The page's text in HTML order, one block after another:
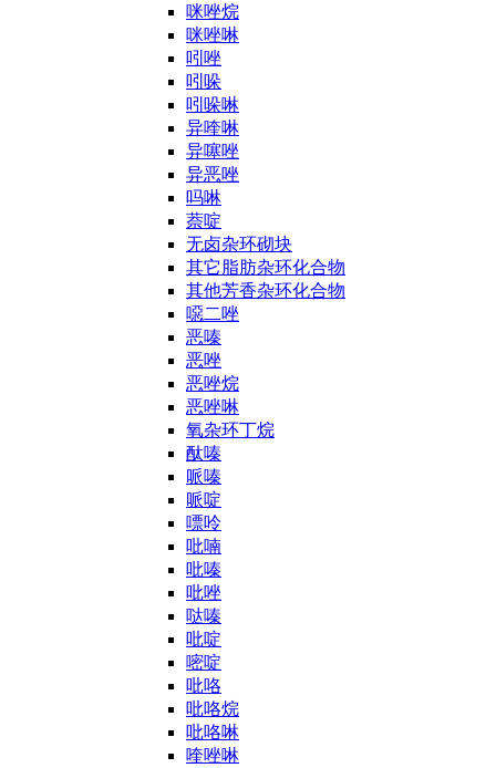
咪唑烷
咪唑啉
吲唑
吲哚
吲哚啉
异喹啉
异噻唑
异恶唑
吗啉
萘啶
无卤杂环砌块
其它脂肪杂环化合物
其他芳香杂环化合物
噁二唑
恶嗪
恶唑
恶唑烷
恶唑啉
氧杂环丁烷
酞嗪
哌嗪
哌啶
嘌呤
吡喃
吡嗪
吡唑
哒嗪
吡啶
嘧啶
吡咯
吡咯烷
吡咯啉
喹唑啉